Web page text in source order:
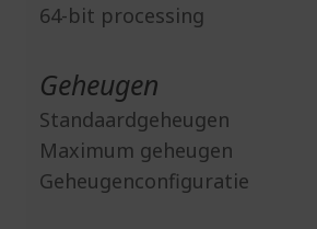
64-bit processing
Geheugen
Standaardgeheugen
Maximum geheugen
Geheugenconfiguratie